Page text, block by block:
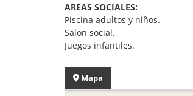
AREAS SOCIALES:
Piscina adultos y niños.
Salon social.
Juegos infantiles.
Mapa